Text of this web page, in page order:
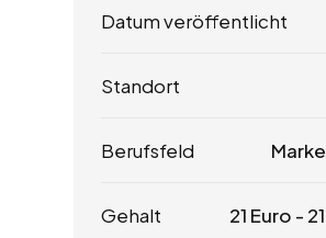
Datum veröffentlicht
Standort
Berufsfeld
Gehalt 21 Euro - 21